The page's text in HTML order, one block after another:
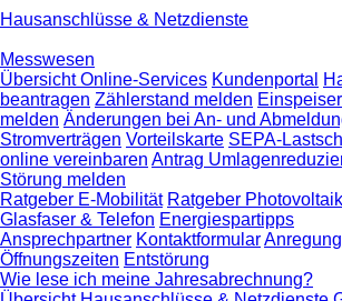
Hausanschlüsse & Netzdienste
Messwesen
Übersicht Online-Services Kundenportal
beantragen Zählerstand melden
melden Änderungen bei An- und
Stromverträgen Vorteilskarte SEPA-
online vereinbaren Antrag
Störung melden
Ratgeber E-Mobilität Ratgeber Photovoltaik
Glasfaser & Telefon Energiespartipps
Ansprechpartner Kontaktformular
Öffnungszeiten Entstörung
Wie lese ich meine Jahresabrechnung?